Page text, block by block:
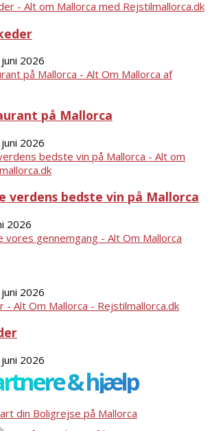
2026
på Mallorca
2026
verdens bedste vin på Mallorca
2026
2026
2026
& hjælp